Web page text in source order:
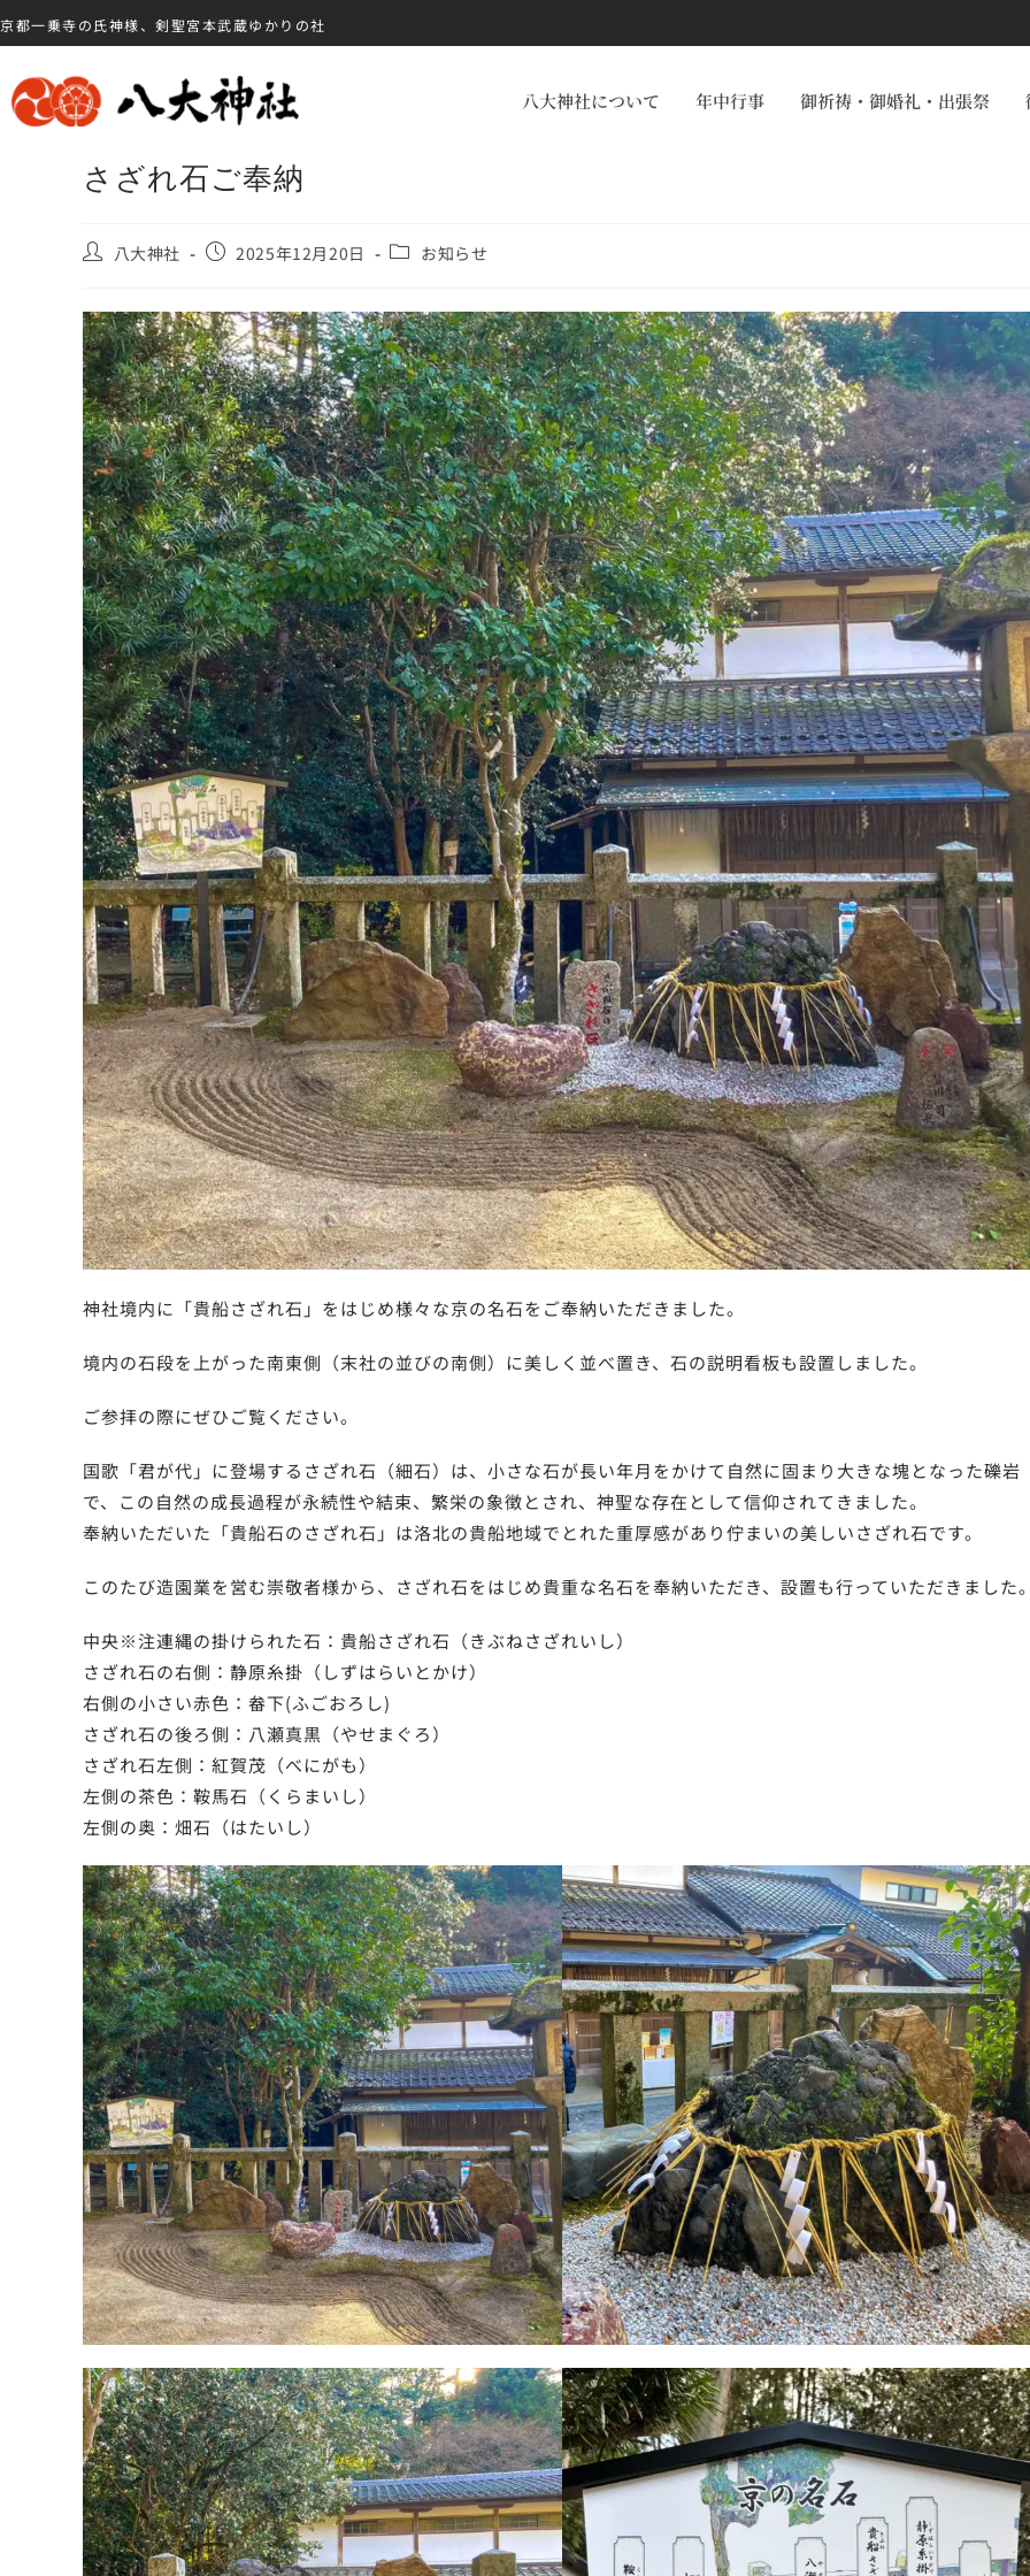
京都一乗寺の氏神様、剣聖宮本武蔵ゆかりの社
八大神社について 年中行事 御祈祷・御婚礼・出張祭
さざれ石ご奉納
八大神社 2025年12月20日 お知らせ
神社境内に「貴船さざれ石」をはじめ様々な京の名石をご奉納いただきました。
境内の石段を上がった南東側（末社の並びの南側）に美しく並べ置き、石の説明看板も設置しました。
ご参拝の際にぜひご覧ください。
国歌「君が代」に登場するさざれ石（細石）は、小さな石が長い年月をかけて自然に固まり大きな塊となった礫岩
で、この自然の成長過程が永続性や結束、繁栄の象徴とされ、神聖な存在として信仰されてきました。
奉納いただいた「貴船石のさざれ石」は洛北の貴船地域でとれた重厚感があり佇まいの美しいさざれ石です。
このたび造園業を営む崇敬者様から、さざれ石をはじめ貴重な名石を奉納いただき、設置も行っていただきました
中央※注連縄の掛けられた石：貴船さざれ石（きぶねさざれいし）
さざれ石の右側：静原糸掛（しずはらいとかけ）
右側の小さい赤色：畚下(ふごおろし)
さざれ石の後ろ側：八瀬真黒（やせまぐろ）
さざれ石左側：紅賀茂（べにがも）
左側の茶色：鞍馬石（くらまいし）
左側の奥：畑石（はたいし）